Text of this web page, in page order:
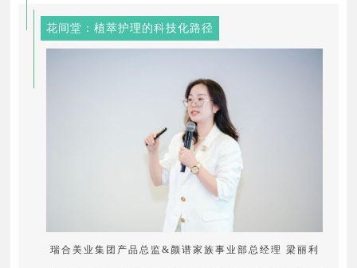
花间堂：植萃护理的科技化路径
瑞合美业集团产品总监&颜谱家族事业部总经理 梁丽利